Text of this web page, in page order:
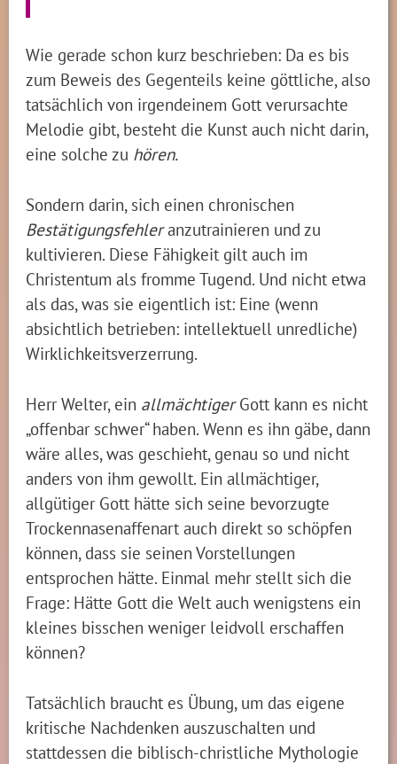
Wie gerade schon kurz beschrieben: Da es bis
zum Beweis des Gegenteils keine göttliche, also
tatsächlich von irgendeinem Gott verursachte
Melodie gibt, besteht die Kunst auch nicht darin,
eine solche zu hören.
Sondern darin, sich einen chronischen
Bestätigungsfehleranzutrainieren und zu
kultivieren. Diese Fähigkeit gilt auch im
Christentum als fromme Tugend. Und nicht etwa
als das, was sie eigentlich ist: Eine (wenn
absichtlich betrieben: intellektuell unredliche)
Wirklichkeitsverzerrung.
Herr Welter, ein allmächtigerGott kann es nicht
„offenbar schwer“ haben. Wenn es ihn gäbe, dann
wäre alles, was geschieht, genau so und nicht
anders von ihm gewollt. Ein allmächtiger,
allgütiger Gott hätte sich seine bevorzugte
Trockennasenaffenart auch direkt so schöpfen
können, dass sie seinen Vorstellungen
entsprochen hätte. Einmal mehr stellt sich die
Frage: Hätte Gott die Welt auch wenigstens ein
kleines bisschen weniger leidvoll erschaffen
können?
Tatsächlich braucht es Übung, um das eigene
kritische Nachdenken auszuschalten und
stattdessen die biblisch-christliche Mythologie